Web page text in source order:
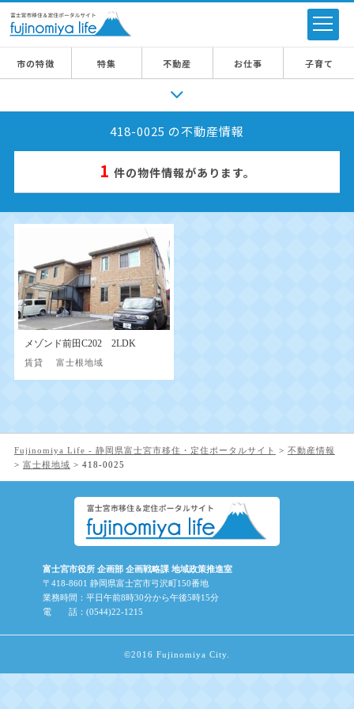
市の特徴 特集 不動産 お仕事 子育て
418-0025 の不動産情報
1 件の物件情報があります。
メゾンド前田C202 2LDK
賃貸 富士根地域
Fujinomiya Life - 静岡県富士宮市移住・定住ポータルサイト > 不動産情報
> 富士根地域 > 418-0025
富士宮市役所 企画部 企画戦略課 地域政策推進室
〒418-8601 静岡県富士宮市弓沢町150番地
業務時間：平日午前8時30分から午後5時15分
電 話：(0544)22-1215
©2016 Fujinomiya City.